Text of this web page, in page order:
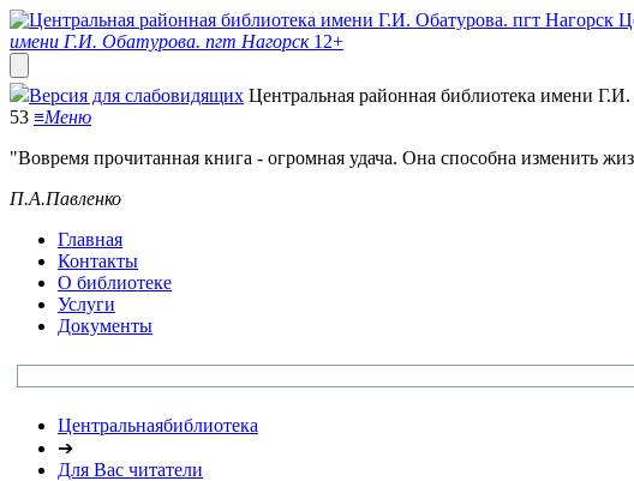
имени Г.И. Обатурова. пгт Нагорск 12+
Версия для слабовидящих Центральная районная библиотека имени
53 ≡Меню
"Вовремя прочитанная книга - огромная удача. Она способна изменить
П.А.Павленко
Главная
Контакты
О библиотеке
Услуги
Документы
Центральнаябиблиотека
➔
Для Вас читатели